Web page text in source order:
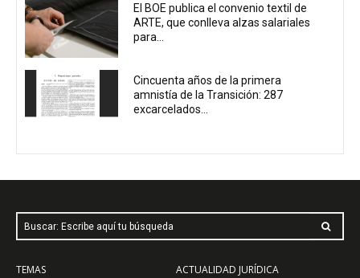
El BOE publica el convenio textil de
ARTE, que conlleva alzas salariales
para...
Cincuenta años de la primera
amnistía de la Transición: 287
excarcelados...
Buscar: Escribe aquí tu búsqueda
TEMAS
ACTUALIDAD JURÍDICA